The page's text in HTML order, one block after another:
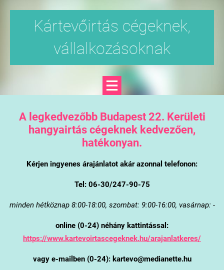
Kártevőirtás cégeknek,
vállalkozásoknak
A legkedvezőbb Budapest 22. Kerületi
hangyairtás cégeknek kedvezően,
hatékonyan.
Kérjen ingyenes árajánlatot akár azonnal telefonon:
Tel: 06-30/247-90-75
minden hétköznap 8:00-18:00, szombat: 9:00-16:00, vasárnap: -
online (0-24) néhány kattintással:
https://www.kartevoirtascegeknek.hu/arajanlatkeres/
vagy e-mailben (0-24): kartevo@medianette.hu